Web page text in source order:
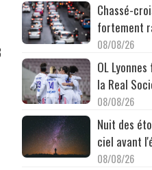
Chassé-
fortement
08/08/26
OL
la Real
08/08/26
Nuit des
ciel avant
08/08/26